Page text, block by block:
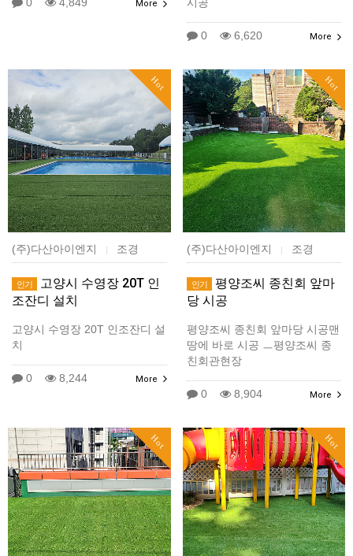
More
0 6,620 More
Hot
(주)다산아이엔지 | 조경
인기
고양시 수영장 20T 인
조잔디 설치
고양시 수영장 20T 인조잔디 설
치
0 8,244 More
Hot
(주)다산아이엔지 | 조경
인기
평양조씨 종친회 앞마
당 시공
평양조씨 종친회 앞마당 시공맨
땅에 바로 시공 ㅡ평양조씨 종
친회관현장
0 8,904 More
Hot Hot